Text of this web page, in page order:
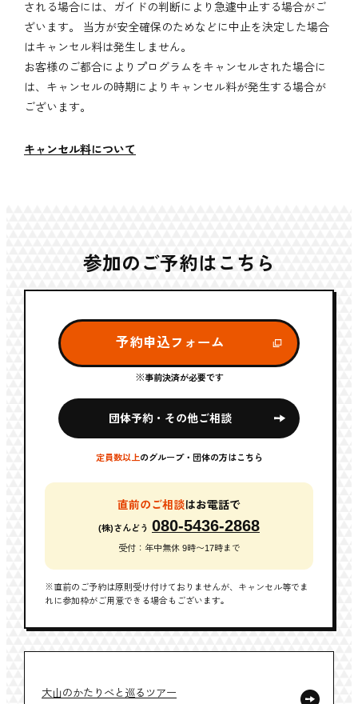
される場合には、ガイドの判断により急遽中止する場合がご
ざいます。 当方が安全確保のためなどに中止を決定した場合
はキャンセル料は発生しません。
お客様のご都合によりプログラムをキャンセルされた場合に
は、キャンセルの時期によりキャンセル料が発生する場合が
ございます。
キャンセル料について
参加のご予約はこちら
予約申込フォーム
※事前決済が必要です
団体予約・その他ご相談
定員数以上のグループ・団体の方はこちら
直前のご相談はお電話で
(株)さんどう 080-5436-2868
受付：年中無休 9時〜17時まで
※直前のご予約は原則受け付けておりませんが、キャンセル等でま
れに参加枠がご用意できる場合もございます。
大山のかたりべと巡るツアー